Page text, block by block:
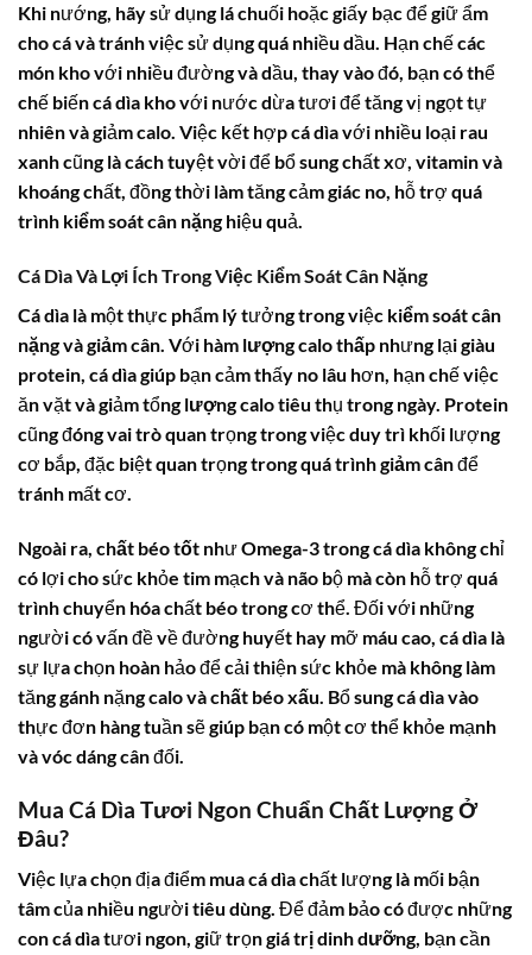
Khi nướng, hãy sử dụng lá chuối hoặc giấy bạc để giữ ẩm
cho cá và tránh việc sử dụng quá nhiều dầu. Hạn chế các
món kho với nhiều đường và dầu, thay vào đó, bạn có thể
chế biếncá dìa khovới nước dừa tươi để tăng vị ngọt tự
nhiên và giảmcalo. Việc kết hợpcá dìavới nhiều loại rau
xanh cũng là cách tuyệt vời để bổ sung chất xơ, vitamin và
khoáng chất, đồng thời làm tăng cảm giác no, hỗ trợ quá
trình kiểm soát cân nặnghiệu quả.
Cá Dìa Và Lợi Ích Trong Việc Kiểm Soát Cân Nặng
Cá dìa là một thực phẩm lý tưởng trong việc kiểm soát cân
nặngvàgiảm cân. Với hàm lượng calo thấp nhưng lại giàu
protein, cá dìagiúp bạn cảm thấy no lâu hơn, hạn chế việc
ăn vặt và giảm tổnglượng calotiêu thụ trong ngày. Protein
cũng đóng vai trò quan trọng trong việc duy trì khối lượng
cơ bắp, đặc biệt quan trọng trong quá trìnhgiảm cânđể
tránh mất cơ.
Ngoài ra, chất béo tốt như Omega-3 trongcá dìa không chỉ
có lợi cho sức khỏe tim mạch và não bộ mà còn hỗ trợ quá
trình chuyển hóa chất béo trong cơ thể. Đối với những
người có vấn đề về đường huyết hay mỡ máu cao, cá dìa là
sự lựa chọn hoàn hảo để cải thiện sức khỏe mà không làm
tăng gánh nặngcalovàchất béo xấu. Bổ sungcá dìavào
thực đơn hàng tuần sẽ giúp bạn có một cơ thể khỏe mạnh
và vóc dáng cân đối.
Mua Cá Dìa Tươi Ngon Chuẩn Chất Lượng Ở
Đâu?
Việc lựa chọn địa điểm muacá dìachất lượng là mối bận
tâm của nhiều người tiêu dùng. Để đảm bảo có được những
concá dìatươi ngon, giữ trọngiá trị dinh dưỡng, bạn cần